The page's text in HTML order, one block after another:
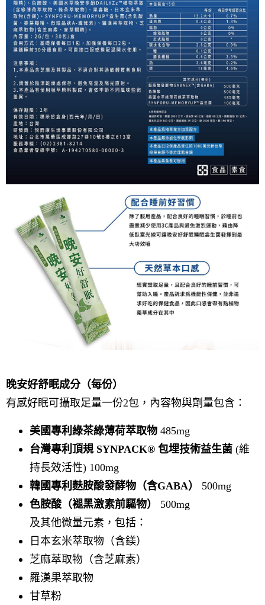
晚安好舒眠成分（每份）
有感好眠可攝取足量一份2包，內容物與劑量包含：
美國專利綠茶綠薄荷萃取物 485mg
台灣專利頂規 SYNPACK® 包埋技術益生菌 (維
持長效活性) 100mg
韓國專利麩胺酸發酵物（含GABA）
500mg
色胺酸（褪黑激素前驅物）
500mg
及其他微量元素，包括：
日本玄米萃取物（含鎂）
芝麻萃取物（含芝麻素）
羅漢果萃取物
甘草粉